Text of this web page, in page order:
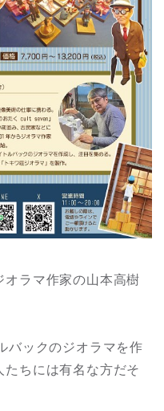
オラマ作家の山本高樹
バックのジオラマを作
たちには有名な方だそ